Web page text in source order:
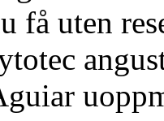
få uten